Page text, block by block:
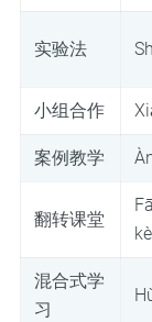
实验法
小组合作
案例教学
翻转课堂
混合式学
习